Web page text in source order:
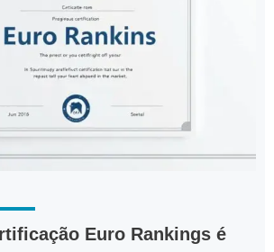
Euro Rankings é